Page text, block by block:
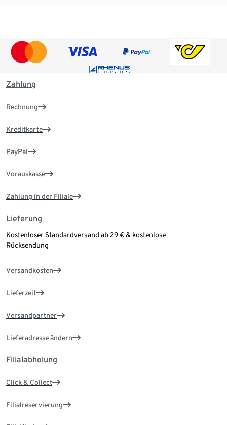
Zahlung
Rechnung
Kreditkarte
PayPal
Vorauskasse
Zahlung in der Filiale
Lieferung
Kostenloser Standardversand ab 29 € & kostenlose
Rücksendung
Versandkosten
Lieferzeit
Versandpartner
Lieferadresse ändern
Filialabholung
Click & Collect
Filialreservierung